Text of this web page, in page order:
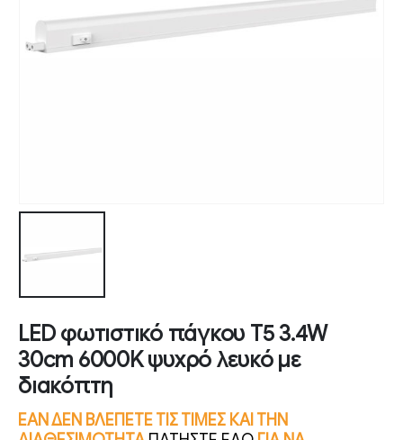
LED φωτιστικό πάγκου T5 3.4W
30cm 6000K ψυχρό λευκό με
διακόπτη
ΕΑΝ ΔΕΝ ΒΛΕΠΕΤΕ ΤΙΣ ΤΙΜΕΣ ΚΑΙ ΤΗΝ